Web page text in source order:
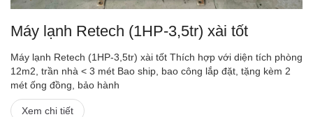
Máy lạnh Retech (1HP-3,5tr) xài tốt
Máy lạnh Retech (1HP-3,5tr) xài tốt Thích hợp với diện tích phòng
12m2, trần nhà < 3 mét Bao ship, bao công lắp đặt, tặng kèm 2
mét ống đồng, bảo hành
Xem chi tiết